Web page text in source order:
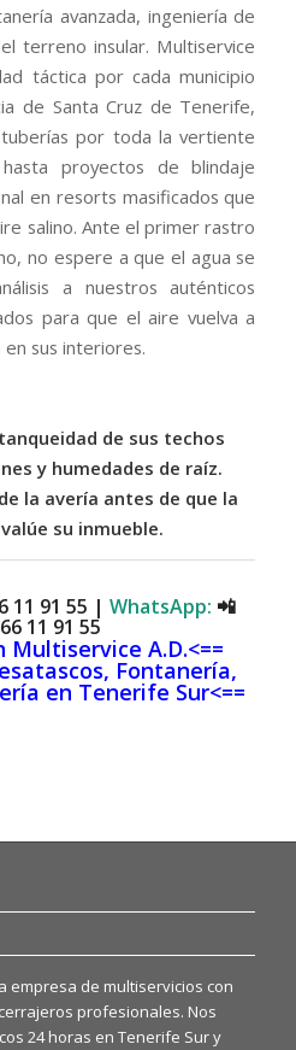
avanzada, ingeniería de
terreno insular. Multiservice
táctica por cada municipio
de Santa Cruz de Tenerife,
por toda la vertiente
proyectos de blindaje
en resorts masificados que
salino. Ante el primer rastro
no espere a que el agua se
a nuestros auténticos
para que el aire vuelva a
sus interiores.
de sus techos
y humedades de raíz.
la avería antes de que la
su inmueble.
11 91 55 |WhatsApp: 📲
11 91 55
Multiservice A.D.<==
Fontanería,
en Tenerife Sur<==
empresa de multiservicios con
profesionales. Nos
24 horas en Tenerife Sur y